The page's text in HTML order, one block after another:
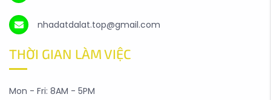
nhadatdalat.top@gmail.com
THỜI GIAN LÀM VIỆC
Mon - Fri: 8AM - 5PM